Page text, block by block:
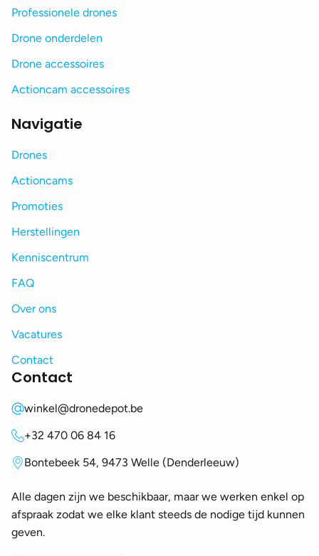
Professionele drones
Drone onderdelen
Drone accessoires
Actioncam accessoires
Navigatie
Drones
Actioncams
Promoties
Herstellingen
Kenniscentrum
FAQ
Over ons
Vacatures
Contact
Contact
winkel@dronedepot.be
+32 470 06 84 16
Bontebeek 54, 9473 Welle (Denderleeuw)
Alle dagen zijn we beschikbaar, maar we werken enkel op
afspraak zodat we elke klant steeds de nodige tijd kunnen
geven.